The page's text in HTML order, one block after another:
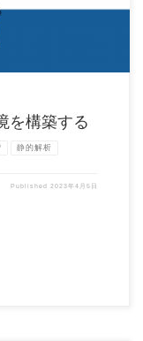
を構築する
静的解析
Published2023年4月5日